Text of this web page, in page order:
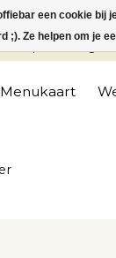
Op maandag 10
Menukaart
een cookie bij
Ze helpen om je